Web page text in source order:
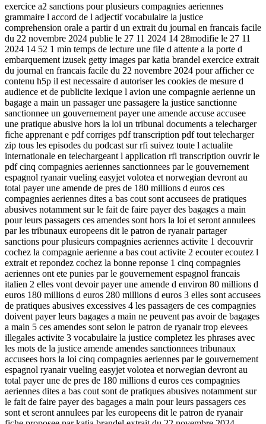
exercice a2 sanctions pour plusieurs compagnies aeriennes
grammaire l accord de l adjectif vocabulaire la justice
comprehension orale a partir d un extrait du journal en francais facile
du 22 novembre 2024 publie le 27 11 2024 14 28modifie le 27 11
2024 14 52 1 min temps de lecture une file d attente a la porte d
embarquement izusek getty images par katia brandel exercice extrait
du journal en francais facile du 22 novembre 2024 pour afficher ce
contenu h5p il est necessaire d autoriser les cookies de mesure d
audience et de publicite lexique l avion une compagnie aerienne un
bagage a main un passager une passagere la justice sanctionne
sanctionnee un gouvernement payer une amende accuse accusee
une pratique abusive hors la loi un tribunal documents a telecharger
fiche apprenant e pdf corriges pdf transcription pdf tout telecharger
zip tous les episodes du podcast sur rfi suivez toute l actualite
internationale en telechargeant l application rfi transcription ouvrir le
pdf cinq compagnies aeriennes sanctionnees par le gouvernement
espagnol ryanair vueling easyjet volotea et norwegian devront au
total payer une amende de pres de 180 millions d euros ces
compagnies aeriennes dites a bas cout sont accusees de pratiques
abusives notamment sur le fait de faire payer des bagages a main
pour leurs passagers ces amendes sont hors la loi et seront annulees
par les tribunaux europeens dit le patron de ryanair partager
sanctions pour plusieurs compagnies aeriennes activite 1 decouvrir
cochez la compagnie aerienne a bas cout activite 2 ecouter ecoutez l
extrait et repondez cochez la bonne reponse 1 cinq compagnies
aeriennes ont ete punies par le gouvernement espagnol francais
italien 2 elles vont devoir payer une amende d environ 80 millions d
euros 180 millions d euros 280 millions d euros 3 elles sont accusees
de pratiques abusives excessives 4 les passagers de ces compagnies
doivent payer leurs bagages a main ne peuvent pas avoir de bagages
a main 5 ces amendes sont selon le patron de ryanair trop elevees
illegales activite 3 vocabulaire la justice completez les phrases avec
les mots de la justice amende amendes sanctionnees tribunaux
accusees hors la loi cinq compagnies aeriennes par le gouvernement
espagnol ryanair vueling easyjet volotea et norwegian devront au
total payer une de pres de 180 millions d euros ces compagnies
aeriennes dites a bas cout sont de pratiques abusives notamment sur
le fait de faire payer des bagages a main pour leurs passagers ces
sont et seront annulees par les europeens dit le patron de ryanair